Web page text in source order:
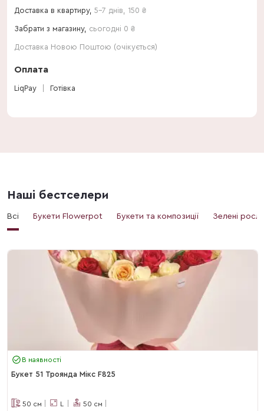
Доставка в квартиру, 5-7 днів 150 ₴
Забрати з магазину, сьогодні 0 ₴
Доставка Новою Поштою (очікується)
Оплата
LiqPay Готівка
Наші бестселери
Всі Букети Flowerpot Букети та композиції Зелені
В наявності
Букет 51 Троянда Мікс F825
50 см L 50 см